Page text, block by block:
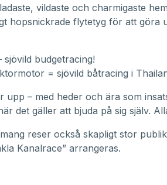
vildaste och charmigaste
hopsnickrade flytetyg för att göra
sjövild budgetracing!
= sjövild båtracing i
upp – med heder och ära som
det gäller att bjuda på sig själv.
reser också skapligt stor
Kanalrace” arrangeras.